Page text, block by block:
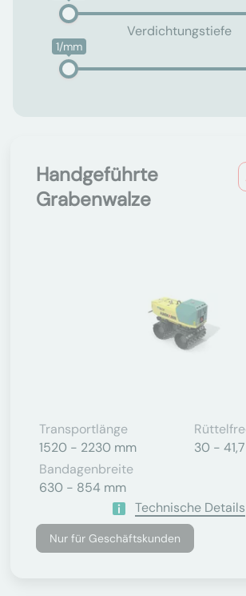
Verdichtungstiefe
1/mm
Handgeführte
Grabenwalze
Transportlänge
1520 - 2230 mm
30 -
Bandagenbreite
630 - 854 mm
Technische Details
Nur für Geschäftskunden